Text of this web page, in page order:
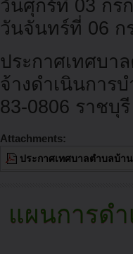
วันศุกร์ที่ 03 กร
วันจันทร์ที่ 06 ก
ประกาศเทศบา
จ้างดำเนินการ
83-0806 ราชบุ
Attachments:
ประกาศเทศบาลตำบลบ้า
แผนการด